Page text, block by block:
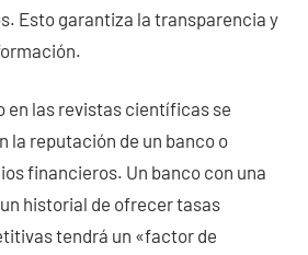
Esto garantiza la transparencia y
en las revistas científicas se
la reputación de un banco o
financieros. Un banco con una
historial de ofrecer tasas
tendrá un «factor de